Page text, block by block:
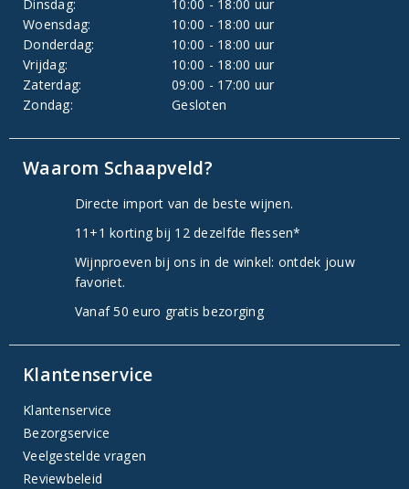
Dinsdag:
10:00 - 18:00 uur
Woensdag:
10:00 - 18:00 uur
Donderdag:
10:00 - 18:00 uur
Vrijdag:
10:00 - 18:00 uur
Zaterdag:
09:00 - 17:00 uur
Zondag:
Gesloten
Waarom Schaapveld?
Directe import van de beste wijnen.
11+1 korting bij 12 dezelfde flessen*
Wijnproeven bij ons in de winkel: ontdek jouw
favoriet.
Vanaf 50 euro gratis bezorging
Klantenservice
Klantenservice
Bezorgservice
Veelgestelde vragen
Reviewbeleid